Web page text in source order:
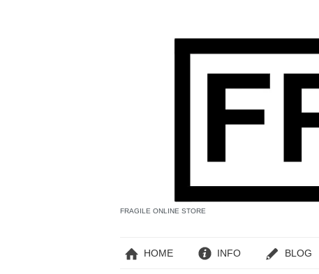
FRAGILE ONLINE STORE
HOME INFO BLOG